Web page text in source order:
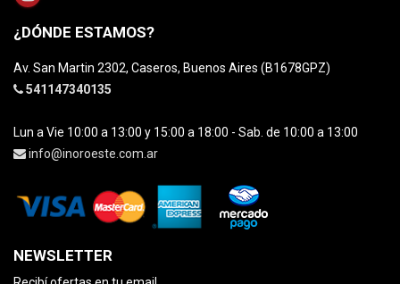
¿DÓNDE ESTAMOS?
Av. San Martin 2302, Caseros, Buenos Aires (B1678GPZ)
541147340135
Lun a Vie 10:00 a 13:00 y 15:00 a 18:00 - Sab. de 10:00 a 13:00
info@inoroeste.com.ar
NEWSLETTER